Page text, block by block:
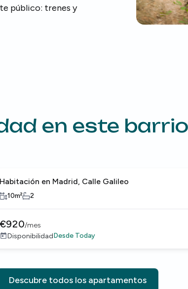
público: trenes y
en este barrio
Habitación en Madrid, Calle Galileo
10m² 2
€920/mes
DisponibilidadDesde Today
Descubre todos los apartamentos